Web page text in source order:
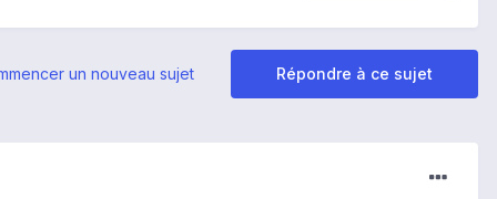
Répondre à ce sujet
un nouveau sujet